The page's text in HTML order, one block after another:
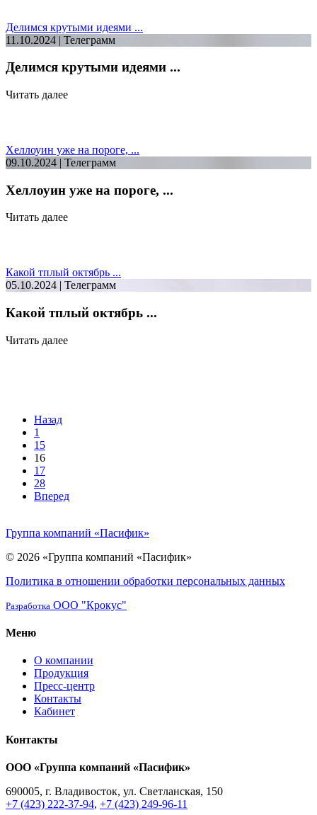
Делимся крутыми идеями ...
11.10.2024 | Телеграмм
Делимся крутыми идеями ...
Читать далее
Хеллоуин уже на пороге, ...
09.10.2024 | Телеграмм
Хеллоуин уже на пороге, ...
Читать далее
Какой тплый октябрь ...
05.10.2024 | Телеграмм
Какой тплый октябрь ...
Читать далее
Назад
1
15
16
17
28
Вперед
Группа компаний «Пасифик»
© 2026 «Группа компаний «Пасифик»
Политика в отношении обработки персональных данных
Разработка ООО "Крокус"
Меню
О компании
Продукция
Пресс-центр
Контакты
Кабинет
Контакты
ООО «Группа компаний «Пасифик»
690005, г. Владивосток, ул. Светланская, 150
+7 (423) 222-37-94, +7 (423) 249-96-11